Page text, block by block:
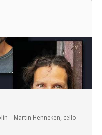
– Martin Henneken, cello